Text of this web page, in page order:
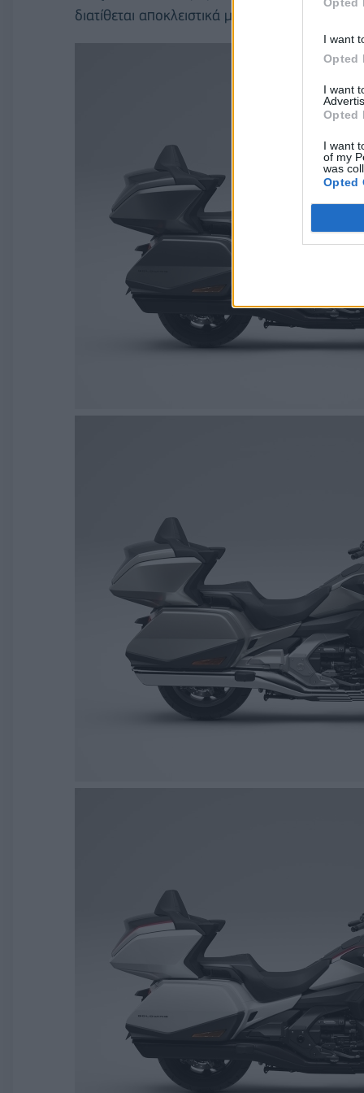
I want
Opted
I want
Opted
I want
of my
was
Opted
διατίθεται αποκλειστικά με τον